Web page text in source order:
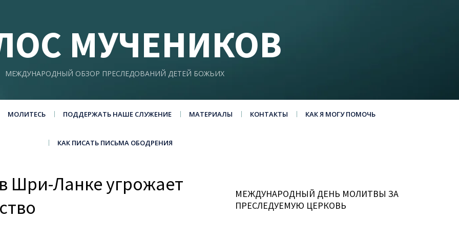
МУЧЕНИКОВ
МЕЖДУНАРОДНЫЙ ОБЗОР ПРЕСЛЕДОВАНИЙ ДЕТЕЙ БОЖЬИХ
МОЛИТЕСЬ ПОДДЕРЖАТЬ НАШЕ СЛУЖЕНИЕ МАТЕРИАЛЫ КОНТАКТЫ КАК Я МОГУ ПОМОЧЬ
КАК ПИСАТЬ ПИСЬМА ОБОДРЕНИЯ
Шри-Ланке угрожает
МЕЖДУНАРОДНЫЙ ДЕНЬ МОЛИТВЫ ЗА
ПРЕСЛЕДУЕМУЮ ЦЕРКОВЬ